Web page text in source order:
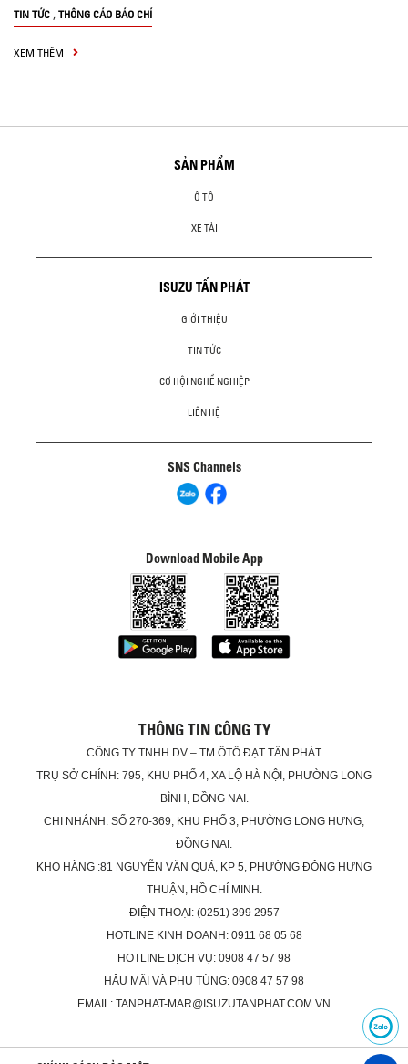
TIN TỨC , THÔNG CÁO BÁO CHÍ
XEM THÊM
SẢN PHẨM
Ô TÔ
XE TẢI
ISUZU TẤN PHÁT
GIỚI THIỆU
TIN TỨC
CƠ HỘI NGHỀ NGHIỆP
LIÊN HỆ
SNS Channels
Download Mobile App
THÔNG TIN CÔNG TY
CÔNG TY TNHH DV – TM ÔTÔ ĐẠT TẤN PHÁT
TRỤ SỞ CHÍNH: 795, KHU PHỐ 4, XA LỘ HÀ NỘI, PHƯỜNG LONG
BÌNH, ĐỒNG NAI.
CHI NHÁNH: SỐ 270-369, KHU PHỐ 3, PHƯỜNG LONG HƯNG,
ĐỒNG NAI.
KHO HÀNG :81 NGUYỄN VĂN QUÁ, KP 5, PHƯỜNG ĐÔNG HƯNG
THUẬN, HỒ CHÍ MINH.
ĐIỆN THOẠI: (0251) 399 2957
HOTLINE KINH DOANH: 0911 68 05 68
HOTLINE DỊCH VỤ: 0908 47 57 98
HẬU MÃI VÀ PHỤ TÙNG: 0908 47 57 98
EMAIL: TANPHAT-MAR@ISUZUTANPHAT.COM.VN